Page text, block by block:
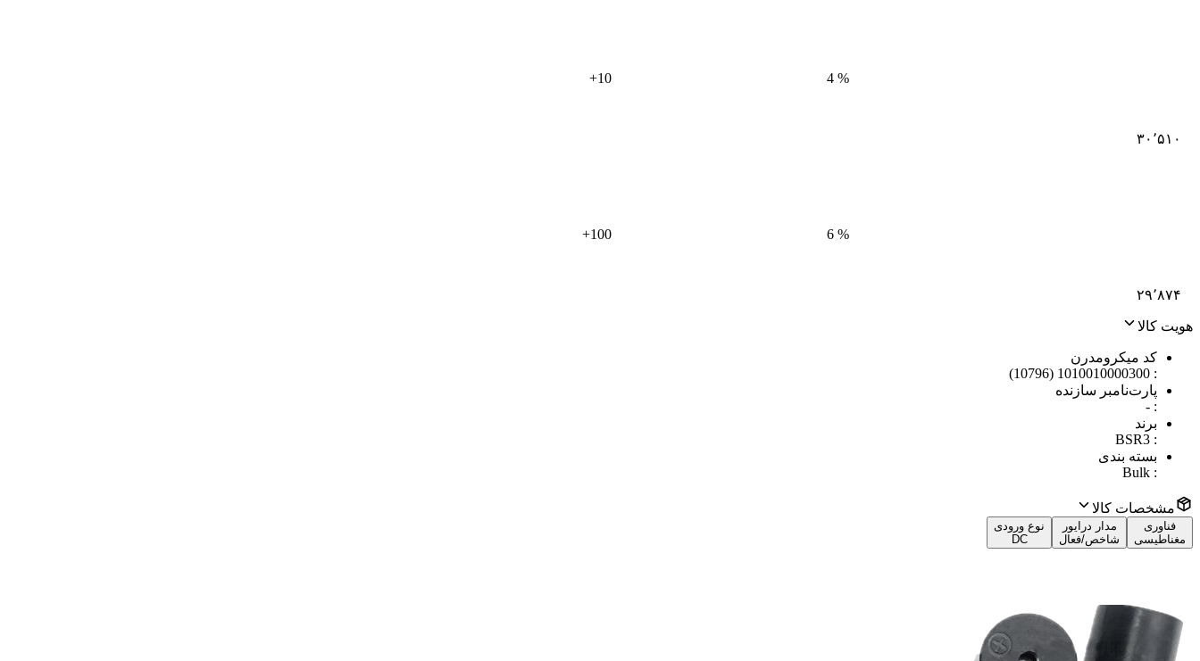
۳۰٬۵۱۰
%
4
10
+
۲۹٬۸۷۴
%
6
100
+
هویت کالا
کد میکرومدرن
:
1010010000300 (10796)
پارت‌نامبر سازنده
:
-
برند
:
BSR3
بسته بندی
:
Bulk
مشخصات کالا
فناوری
مغناطیسی
مدار درایور
شاخص/فعال
نوع ورودی
DC